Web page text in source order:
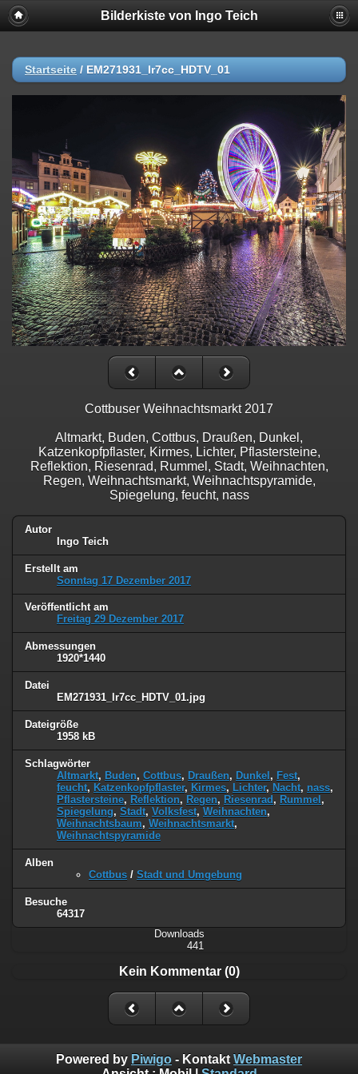
Bilderkiste von Ingo Teich
Startseite / EM271931_lr7cc_HDTV_01
Cottbuser Weihnachtsmarkt 2017
Altmarkt, Buden, Cottbus, Draußen, Dunkel,
Katzenkopfpflaster, Kirmes, Lichter, Pflastersteine,
Reflektion, Riesenrad, Rummel, Stadt, Weihnachten,
Regen, Weihnachtsmarkt, Weihnachtspyramide,
Spiegelung, feucht, nass
Autor
Ingo Teich
Erstellt am
Sonntag 17 Dezember 2017
Veröffentlicht am
Freitag 29 Dezember 2017
Abmessungen
1920*1440
Datei
EM271931_lr7cc_HDTV_01.jpg
Dateigröße
1958 kB
Schlagwörter
Altmarkt, Buden, Cottbus, Draußen, Dunkel , Fest,
feucht, Katzenkopfpflaster, Kirmes, Lichter, Nacht, nass,
Pflastersteine, Reflektion, Regen, Riesenrad , Rummel ,
Spiegelung, Stadt, Volksfest, Weihnachten,
Weihnachtsbaum, Weihnachtsmarkt,
Weihnachtspyramide
Alben
Cottbus / Stadt und Umgebung
Besuche
64317
Downloads
441
Kein Kommentar (0)
Powered by Piwigo - Kontakt Webmaster